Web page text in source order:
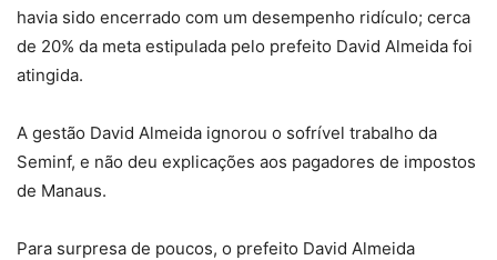
havia sido encerrado com um desempenho ridículo; cerca
de 20% da meta estipulada pelo prefeito David Almeida foi
atingida.
A gestão David Almeida ignorou o sofrível trabalho da
Seminf, e não deu explicações aos pagadores de impostos
de Manaus.
Para surpresa de poucos, o prefeito David Almeida